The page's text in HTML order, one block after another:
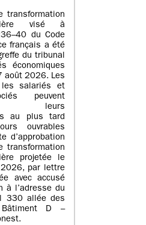
transformation
visé à
du Code
français a été
du tribunal
économiques
août 2026. Les
les salariés et
peuvent
leurs
au plus tard
ouvrables
d’approbation
transformation
projetée le
par lettre
avec accusé
à l’adresse du
330 allée des
D –